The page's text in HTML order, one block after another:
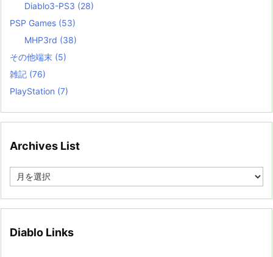
Diablo3-PS3 (28)
PSP Games (53)
MHP3rd (38)
その他端末 (5)
雑記 (76)
PlayStation (7)
Archives List
e
Diablo Links